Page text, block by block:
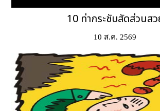
10 ท่ากระชับสัดส่วนส
10 ส.ค. 2569